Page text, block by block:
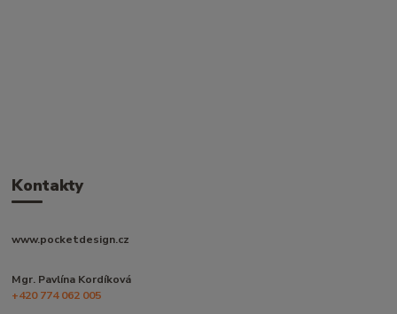
Kontakty
www.pocketdesign.cz
Mgr. Pavlína Kordíková
+420 774 062 005